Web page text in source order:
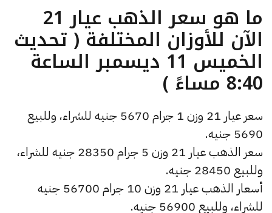
ما هو سعر الذهب عيار 21
الآن للأوزان المختلفة ( تحديث
الخميس 11 ديسمبر الساعة
8:40 مساءً )
سعر عيار 21 وزن 1 جرام 5670 جنيه للشراء، وللبيع
5690 جنيه.
سعر الذهب عيار 21 وزن 5 جرام 28350 جنيه للشراء،
وللبيع 28450 جنيه.
أسعار الذهب عيار 21 وزن 10 جرام 56700 جنيه
للشراء، وللبيع 56900 جنيه.